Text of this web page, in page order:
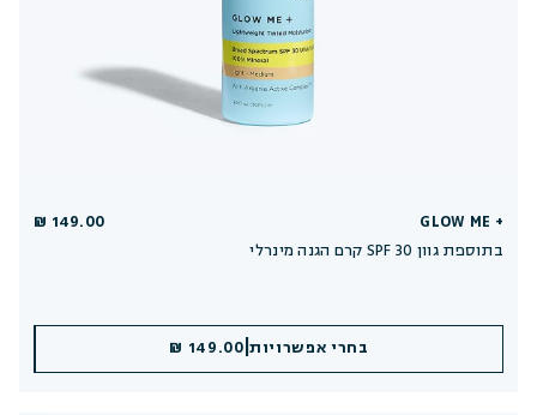
GLOW ME +
קרם הגנה מינרלי SPF 30 בתוספת גוון
149.00 ₪
בחרי אפשרויות|
149.00 ₪ הוספה לסל|
149.00 ₪